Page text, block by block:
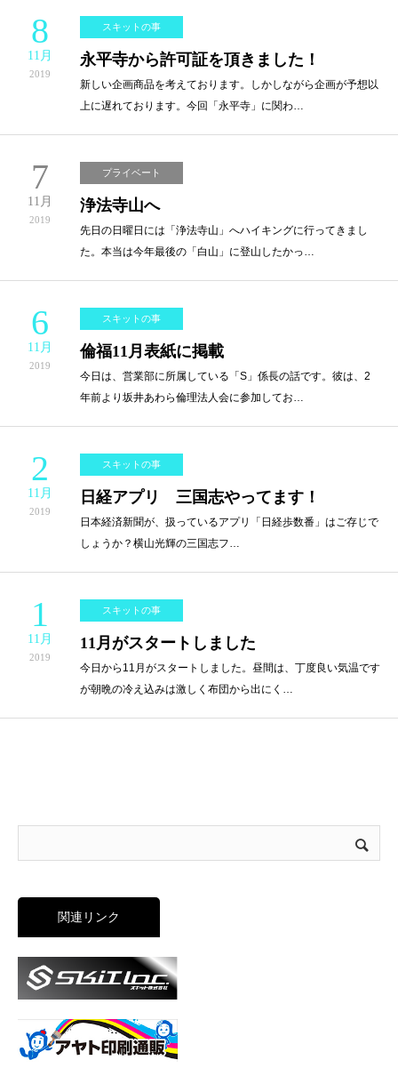
8
11月
2019
スキットの事
永平寺から許可証を頂きました！
新しい企画商品を考えております。しかしながら企画が予想以
上に遅れております。今回「永平寺」に関わ…
7
11月
2019
プライベート
浄法寺山へ
先日の日曜日には「浄法寺山」へハイキングに行ってきまし
た。本当は今年最後の「白山」に登山したかっ…
6
11月
2019
スキットの事
倫福11月表紙に掲載
今日は、営業部に所属している「S」係長の話です。彼は、2
年前より坂井あわら倫理法人会に参加してお…
2
11月
2019
スキットの事
日経アプリ 三国志やってます！
日本経済新聞が、扱っているアプリ「日経歩数番」はご存じで
しょうか？横山光輝の三国志フ…
1
11月
2019
スキットの事
11月がスタートしました
今日から11月がスタートしました。昼間は、丁度良い気温です
が朝晩の冷え込みは激しく布団から出にく…
関連リンク